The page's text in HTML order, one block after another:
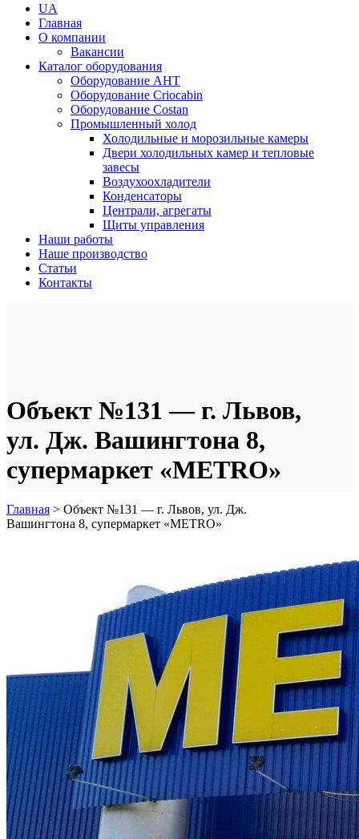
UA
Главная
О компании
Вакансии
Каталог оборудования
Оборудование AHT
Оборудование Criocabin
Оборудование Costan
Промышленный холод
Холодильные и морозильные камеры
Двери холодильных камер и тепловые
завесы
Воздухоохладители
Конденсаторы
Централи, агрегаты
Щиты управления
Наши работы
Наше производство
Статьи
Контакты
Объект №131 — г. Львов,
ул. Дж. Вашингтона 8,
супермаркет «METRO»
Главная > Объект №131 — г. Львов, ул. Дж.
Вашингтона 8, супермаркет «METRO»